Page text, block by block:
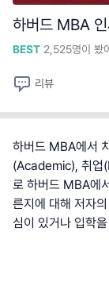
하버드 MBA
BEST 2,525명이 봤
리뷰
하버드 MBA에서
(Academic), 취업
로 하버드 MBA에
른지에 대해 저자
심이 있거나 입학